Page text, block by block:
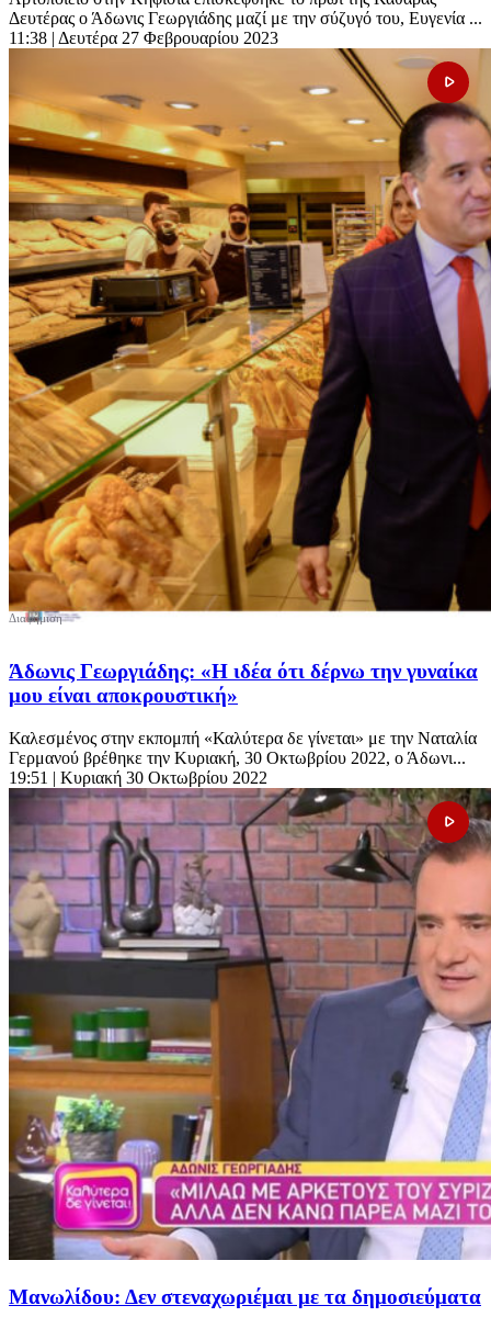
Δευτέρας ο Άδωνις Γεωργιάδης μαζί με την σύζυγό του, Ευγενία ...
11:38 | Δευτέρα 27 Φεβρουαρίου 2023
Άδωνις Γεωργιάδης: «Η ιδέα ότι δέρνω την γυναίκα
μου είναι αποκρουστική»
Καλεσμένος στην εκπομπή «Καλύτερα δε γίνεται» με την Ναταλία
Γερμανού βρέθηκε την Κυριακή, 30 Οκτωβρίου 2022, ο Άδωνι...
19:51 | Κυριακή 30 Οκτωβρίου 2022
Μανωλίδου: Δεν στεναχωριέμαι με τα δημοσιεύματα